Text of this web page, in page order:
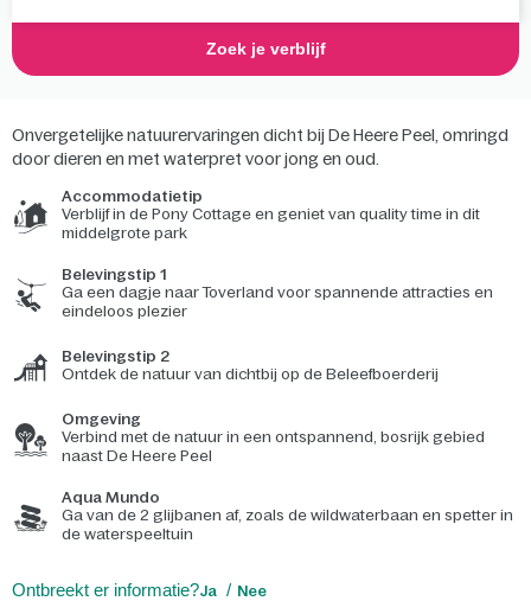
Zoek je verblijf
Onvergetelijke natuurervaringen dicht bij De Heere Peel, omringd
door dieren en met waterpret voor jong en oud.
Accommodatietip
Verblijf in de Pony Cottage en geniet van quality time in dit
middelgrote park
Belevingstip 1
Ga een dagje naar Toverland voor spannende attracties en
eindeloos plezier
Belevingstip 2
Ontdek de natuur van dichtbij op de Beleefboerderij
Omgeving
Verbind met de natuur in een ontspannend, bosrijk gebied
naast De Heere Peel
Aqua Mundo
Ga van de 2 glijbanen af, zoals de wildwaterbaan en spetter in
de waterspeeltuin
Ontbreekt er informatie?Ja Nee